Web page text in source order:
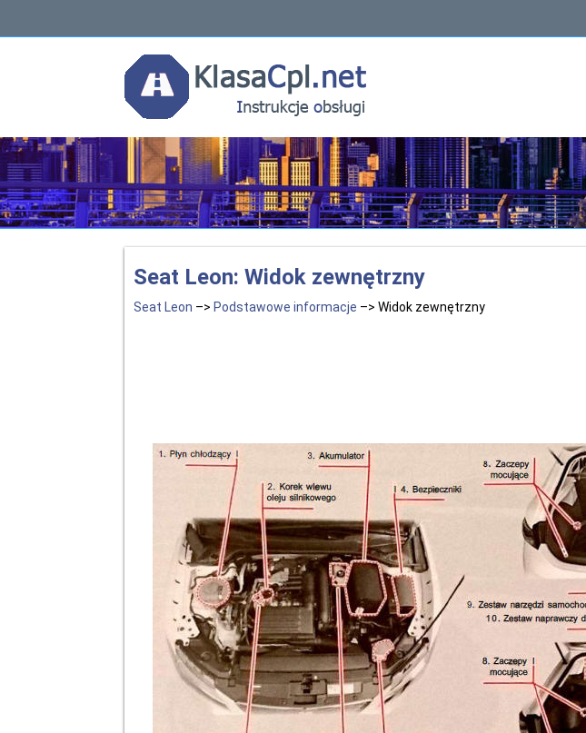
Seat Leon: Widok zewnętrzny
Seat Leon –> Podstawowe informacje –> Widok zewnętrzny